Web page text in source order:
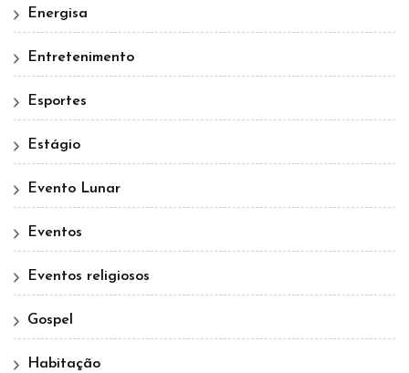
Energisa
Entretenimento
Esportes
Estágio
Evento Lunar
Eventos
Eventos religiosos
Gospel
Habitação